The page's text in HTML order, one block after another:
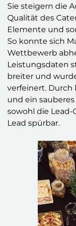
Sie steigern die
Qualität des
Elemente und
So konnte sich
Wettbewerb
Leistungsdaten
breiter und
verfeinert.
und ein
sowohl die Lead-
Lead spürbar.